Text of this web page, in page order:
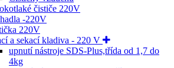
čističe 220V
-220V
220V
a sekací kladiva - 220 V
upnutí nástroje SDS-Plus,třída od 1,7 do
4kg